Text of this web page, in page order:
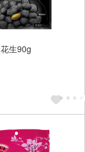
生90g